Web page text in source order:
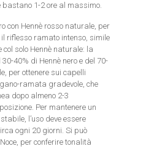
bastano 1-2 ore al massimo.
con Hennè rosso naturale, per
riflesso ramato intenso, simile
col solo Hennè naturale: la
40% di Hennè nero e del 70-
per ottenere sui capelli
ramata gradevole, che
dopo almeno 2-3
Per mantenere un
l’uso deve essere
ogni 20 giorni. Si può
per conferire tonalità